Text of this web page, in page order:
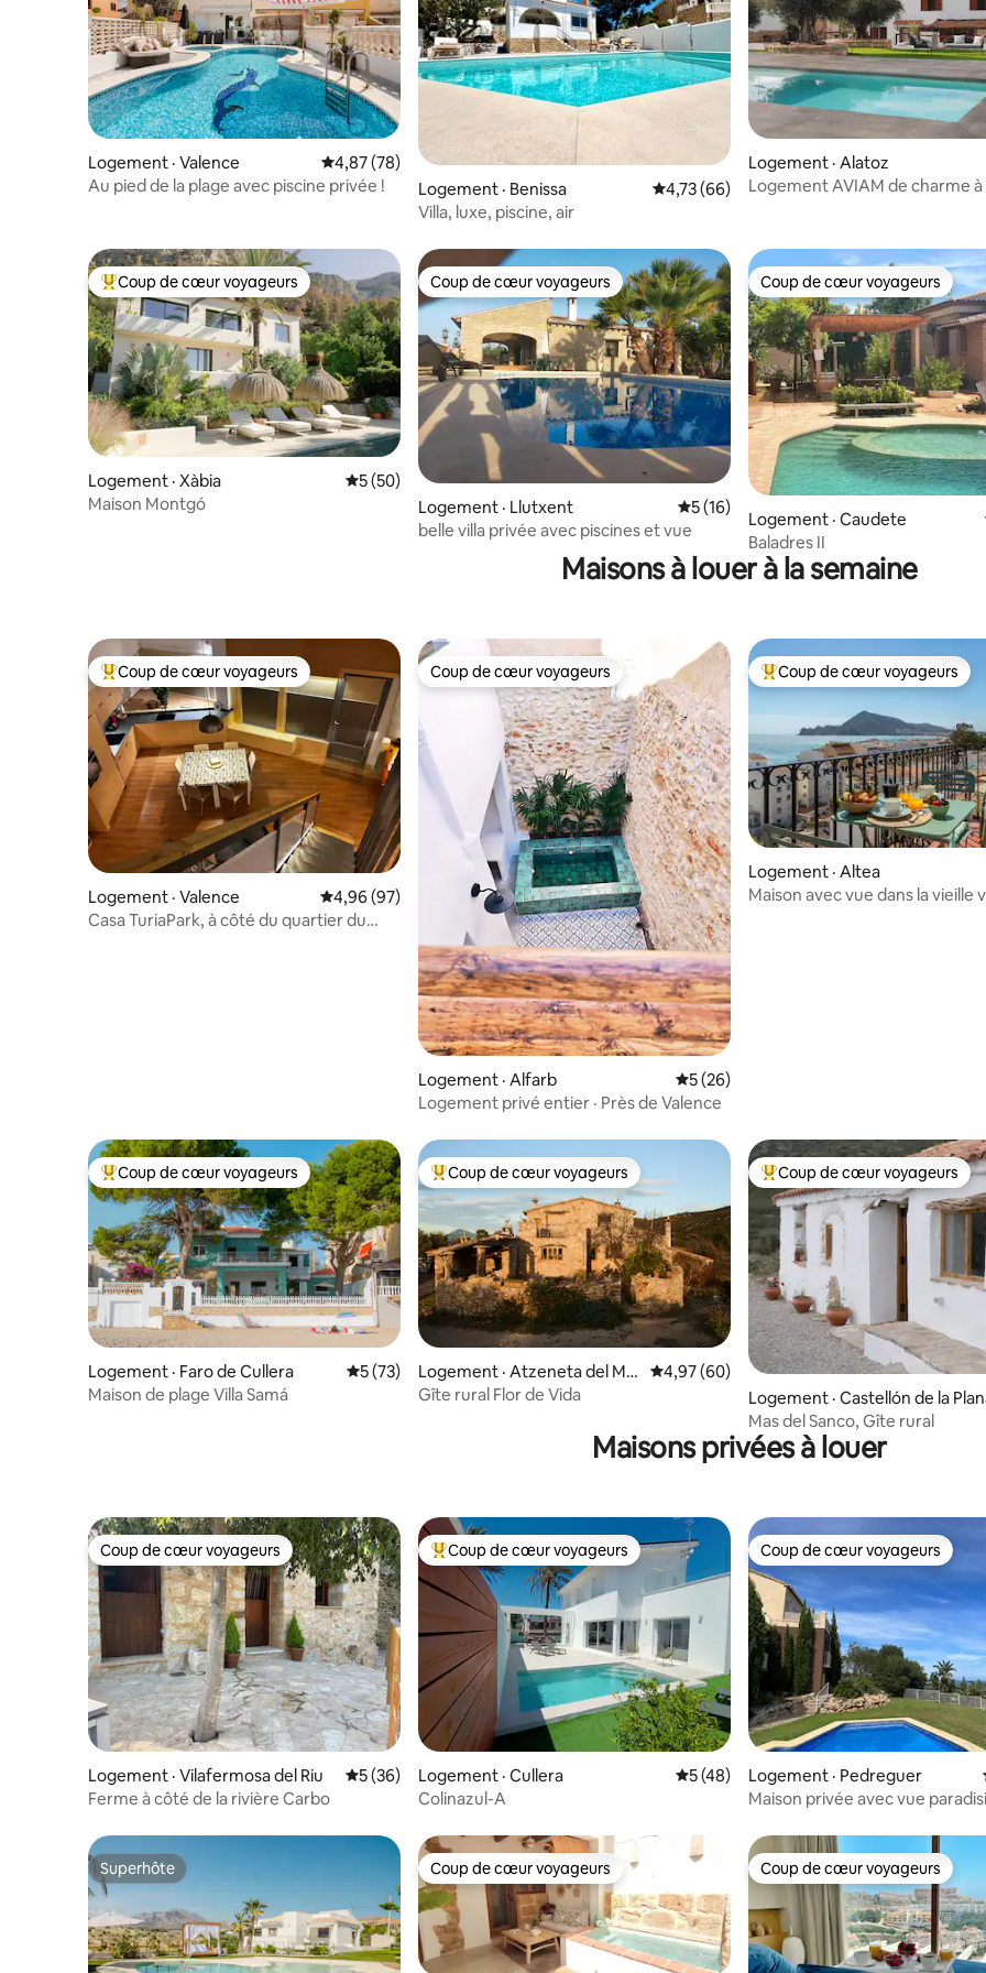
Logement · Valence Note moyenne de 4,87 sur 5, 78 commentaires
4,87 (78)
Au pied de la plage avec piscine privée !
Logement · Benissa Note moyenne de 4,73 sur 5, 66
4,73 (66)
Villa, luxe, piscine, air
Logement · Alatoz
Logement AVIAM de charme
Coup de cœur voyageurs parmi les plus aimés
Coup de cœur voyageurs
Logement · Xàbia Note moyenne de 5 sur 5, 50 commentaires
5 (50)
Maison Montgó
Coup de cœur voyageurs
Coup de cœur voyageurs
Logement · Llutxent Note moyenne de 5 sur 5, 16
5 (16)
belle villa privée avec piscines et vue
Coup de cœur voyageurs
Coup de cœur voyageurs
Logement · Caudete
Baladres II
Maisons à louer à la semaine
Coup de cœur voyageurs parmi les plus aimés
Coup de cœur voyageurs
Logement · Valence Note moyenne de 4,96 sur 5, 97 commentaires
4,96 (97)
Casa TuriaPark, à côté du quartier du
Coup de cœur voyageurs
Coup de cœur voyageurs
Logement · Alfarb Note moyenne de 5 sur 5, 26
5 (26)
Logement privé entier · Près de Valence
Coup de cœur voyageurs
Coup de cœur voyageurs
Logement · Altea
Maison avec vue dans la vieille
Coup de cœur voyageurs parmi les plus aimés
Coup de cœur voyageurs
Logement · Faro de Cullera Note moyenne de 5 sur 5, 73 commentaires
5 (73)
Maison de plage Villa Samá
Coup de cœur voyageurs parmi les plus aimés
Coup de cœur voyageurs
Logement · Atzeneta del Ma
estrat
Note moyenne de 4,97 sur 5, 60
4,97 (60)
Gîte rural Flor de Vida
Coup de cœur voyageurs
Coup de cœur voyageurs
Logement · Castellón de la
Mas del Sanco, Gîte rural
Maisons privées à louer
Coup de cœur voyageurs
Coup de cœur voyageurs
Logement · Vilafermosa del Riu Note moyenne de 5 sur 5, 36 commentaires
5 (36)
Ferme à côté de la rivière Carbo
Coup de cœur voyageurs parmi les plus aimés
Coup de cœur voyageurs
Logement · Cullera Note moyenne de 5 sur 5, 48
5 (48)
Colinazul-A
Coup de cœur voyageurs
Coup de cœur voyageurs
Logement · Pedreguer
Maison privée avec vue
Superhôte
Superhôte Coup de cœur voyageurs
Coup de cœur voyageurs Coup de cœur voyageurs
Coup de cœur voyageurs